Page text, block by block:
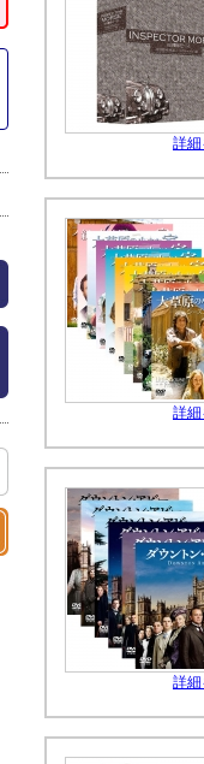
詳細
詳細
詳細